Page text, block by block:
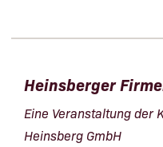
Heinsberger
Eine Veranstaltung der
Heinsberg GmbH